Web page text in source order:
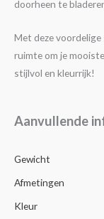
doorheen te
Met deze
ruimte om je
stijlvol en kleurrijk!
Aanvullende
Gewicht
Afmetingen
Kleur